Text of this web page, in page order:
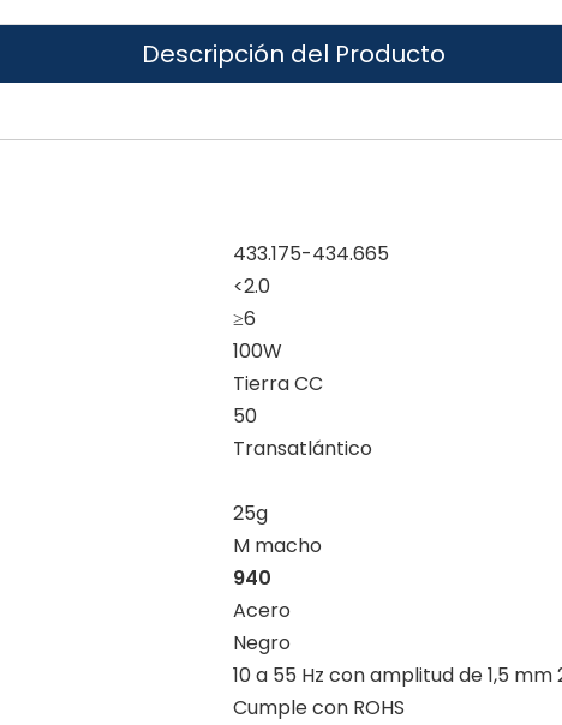
Descripción del Producto
433.175-434.665
<2.0
≥6
100W
Tierra CC
50
Transatlántico
25g
M macho
940
Acero
Negro
10 a 55 Hz con amplitud de 1,5 mm
Cumple con ROHS